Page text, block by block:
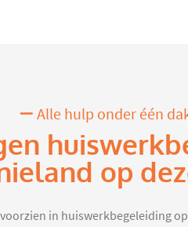
Alle hulp onder één
op
in huiswerkbegeleiding